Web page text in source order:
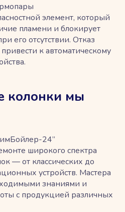
элемент, который
пламени и блокирует
его отсутствии. Отказ
к автоматическому
колонки мы
24”
широкого спектра
— от классических до
устройств. Мастера
знаниями и
с продукцией различных